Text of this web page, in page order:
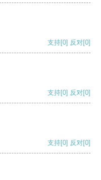
支持[0] 反对[0]
支持[0] 反对[0]
支持[0] 反对[0]